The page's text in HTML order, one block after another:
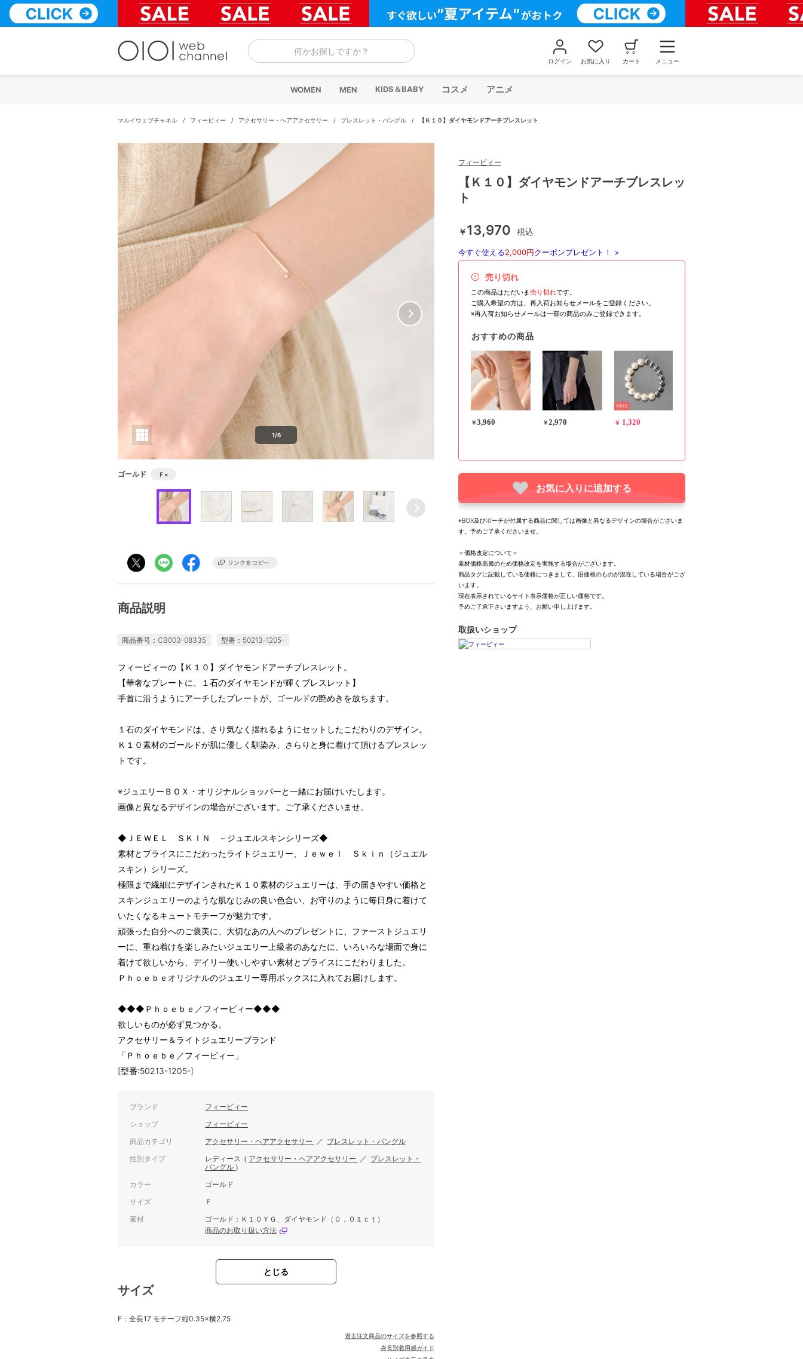
テ
何かお探しですか？
ログイン お気に入り カート メニュー
WOMEN MEN KIDS＆BABY コスメ アニメ
マルイウェブチャネル / フィービィー / アクセサリー・ヘアアクセサリー / ブレスレット・バングル / 【Ｋ１０】ダイヤモンドアーチブレスレット
1/6
ゴールド Ｆ ×
商品説明
商品番号：CB003-08335 型番：50213-1205-
フィービィーの【Ｋ１０】ダイヤモンドアーチブレスレット。
【華奢なプレートに、１石のダイヤモンドが輝くブレスレット】
手首に沿うようにアーチしたプレートが、ゴールドの艶めきを放ちます。
１石のダイヤモンドは、さり気なく揺れるようにセットしたこだわりのデザイン。
Ｋ１０素材のゴールドが肌に優しく馴染み、さらりと身に着けて頂けるブレスレッ
トです。
※ジュエリーＢＯＸ・オリジナルショッパーと一緒にお届けいたします。
画像と異なるデザインの場合がございます。ご了承くださいませ。
◆ＪＥＷＥＬ ＳＫＩＮ －ジュエルスキンシリーズ◆
素材とプライスにこだわったライトジュエリー、Ｊｅｗｅｌ Ｓｋｉｎ（ジュエル
スキン）シリーズ。
極限まで繊細にデザインされたＫ１０素材のジュエリーは、手の届きやすい価格と
スキンジュエリーのような肌なじみの良い色合い、お守りのように毎日身に着けて
いたくなるキュートモチーフが魅力です。
頑張った自分へのご褒美に、大切なあの人へのプレゼントに、ファーストジュエリ
ーに、重ね着けを楽しみたいジュエリー上級者のあなたに、いろいろな場面で身に
着けて欲しいから、デイリー使いしやすい素材とプライスにこだわりました。
Ｐｈｏｅｂｅオリジナルのジュエリー専用ボックスに入れてお届けします。
◆◆◆Ｐｈｏｅｂｅ／フィービィー◆◆◆
欲しいものが必ず見つかる。
アクセサリー＆ライトジュエリーブランド
「Ｐｈｏｅｂｅ／フィービィー」
[型番:50213-1205-]
ブランド フィービィー
ショップ フィービィー
商品カテゴリ アクセサリー・ヘアアクセサリー ／ ブレスレット・バングル
性別タイプ レディース ( アクセサリー・ヘアアクセサリー ／ ブレスレット・
バングル )
カラー ゴールド
サイズ Ｆ
素材
ゴールド：Ｋ１０ＹＧ、ダイヤモンド（０．０１ｃｔ）
商品のお取り扱い方法
とじる
サイズ
F：全長17 モチーフ縦0.35×横2.75
過去注文商品のサイズを参照する
身長別着用感ガイド
フィービィー
【Ｋ１０】ダイヤモンドアーチブレスレッ
ト
￥13,970 税込
今すぐ使える2,000円クーポンプレゼント！ >
売り切れ
この商品はただいま売り切れです。
ご購入希望の方は、再入荷お知らせメールをご登録ください。
※再入荷お知らせメールは一部の商品のみご登録できます。
おすすめの商品
￥3,960 ￥2,970
SALE
￥ 1,320
お気に入りに追加する
※BOX及びポーチが付属する商品に関しては画像と異なるデザインの場合がございま
す。予めご了承くださいませ。
＜価格改定について＞
素材価格高騰のため価格改定を実施する場合がございます。
商品タグに記載している価格につきまして、旧価格のものが混在している場合がござ
います。
現在表示されているサイト表示価格が正しい価格です。
予めご了承下さいますよう、お願い申し上げます。
取扱いショップ